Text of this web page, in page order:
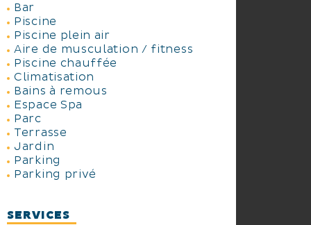
Bar
Piscine
Piscine plein air
Aire de musculation / fitness
Piscine chauffée
Climatisation
Bains à remous
Espace Spa
Parc
Terrasse
Jardin
Parking
Parking privé
SERVICES